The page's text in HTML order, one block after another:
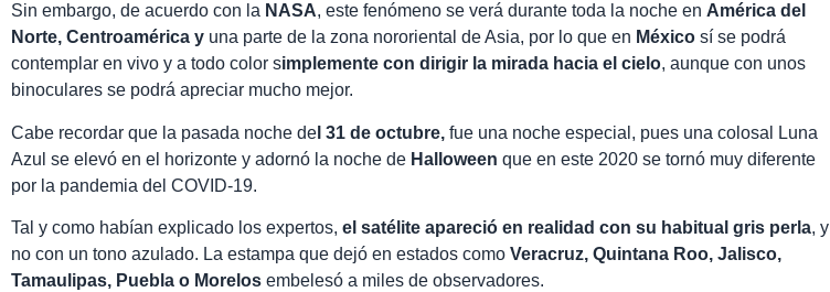
Sin embargo, de acuerdo con la NASA, este fenómeno se verá durante toda la noche en América del
Norte, Centroamérica y una parte de la zona nororiental de Asia, por lo que en México sí se podrá
contemplar en vivo y a todo color simplemente con dirigir la mirada hacia el cielo, aunque con unos
binoculares se podrá apreciar mucho mejor.
Cabe recordar que la pasada noche de l 31 de octubre, fue una noche especial, pues una colosal Luna
Azul se elevó en el horizonte y adornó la noche de Halloween que en este 2020 se tornó muy diferente
por la pandemia del COVID-19.
Tal y como habían explicado los expertos, el satélite apareció en realidad con su habitual gris perla, y
no con un tono azulado. La estampa que dejó en estados como Veracruz, Quintana Roo, Jalisco,
Tamaulipas, Puebla o Morelos embelesó a miles de observadores.